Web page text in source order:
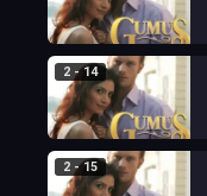
2 - 14
2 - 15